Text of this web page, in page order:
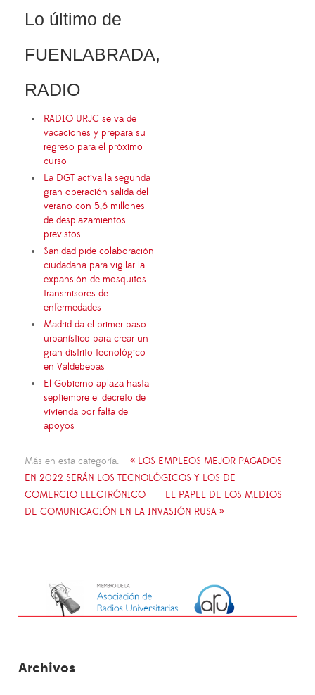
Lo último de
FUENLABRADA,
RADIO
RADIO URJC se va de
vacaciones y prepara su
regreso para el próximo
curso
La DGT activa la segunda
gran operación salida del
verano con 5,6 millones
de desplazamientos
previstos
Sanidad pide colaboración
ciudadana para vigilar la
expansión de mosquitos
transmisores de
enfermedades
Madrid da el primer paso
urbanístico para crear un
gran distrito tecnológico
en Valdebebas
El Gobierno aplaza hasta
septiembre el decreto de
vivienda por falta de
apoyos
Más en esta categoría:
« LOS EMPLEOS MEJOR PAGADOS
EN 2022 SERÁN LOS TECNOLÓGICOS Y LOS DE
COMERCIO ELECTRÓNICO
EL PAPEL DE LOS MEDIOS
DE COMUNICACIÓN EN LA INVASIÓN RUSA »
Archivos